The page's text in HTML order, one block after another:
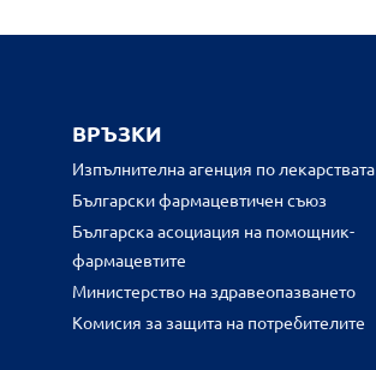
ВРЪЗКИ
Изпълнителна агенция по лекарствата
Български фармацевтичен съюз
Българска асоциация на помощник-
фармацевтите
Министерство на здравеопазването
Комисия за защита на потребителите